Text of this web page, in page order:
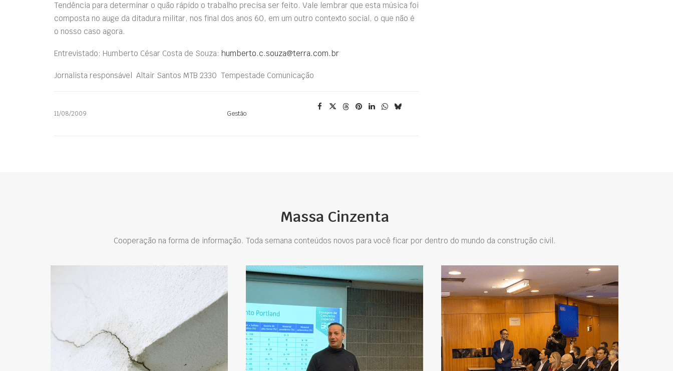
Tendência para determinar o quão rápido o trabalho precisa ser feito. Vale lembrar que esta música foi
composta no auge da ditadura militar, nos final dos anos 60, em um outro contexto social, o que não é
o nosso caso agora.
Entrevistado: Humberto César Costa de Souza: humberto.c.souza@terra.com.br
Jornalista responsável  Altair Santos MTB 2330  Tempestade Comunicação
11/08/2009 Gestão
Massa Cinzenta
Cooperação na forma de informação. Toda semana conteúdos novos para você ficar por dentro do mundo da construção civil.